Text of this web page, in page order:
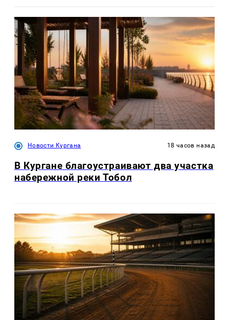
Новости Кургана 18 часов назад
В Кургане благоустраивают два участка
набережной реки Тобол